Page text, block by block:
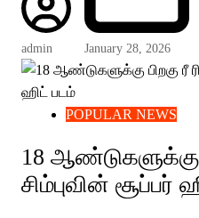
admin January 28, 2026
POPULAR NEWS
18 ஆண்டுகளுக்கு
சிம்புவின் சூப்பர்